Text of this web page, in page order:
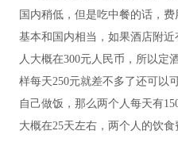
国内稍低，但是吃中餐的话，
基本和国内相当，如果酒店附
人大概在300元人民币，所以定
样每天250元就差不多了还可以
自己做饭，那么两个人每天有
大概在25天左右，两个人的饮食